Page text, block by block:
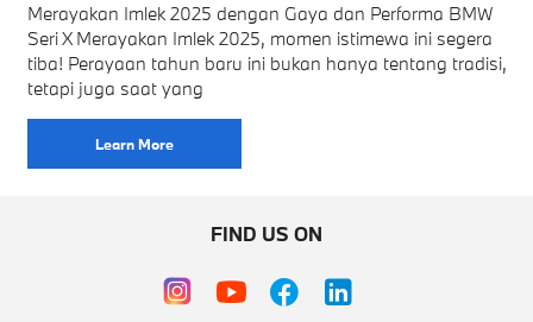
Merayakan Imlek 2025 dengan Gaya dan Performa BMW
Seri X Merayakan Imlek 2025, momen istimewa ini segera
tiba! Perayaan tahun baru ini bukan hanya tentang tradisi,
tetapi juga saat yang
Learn More
FIND US ON